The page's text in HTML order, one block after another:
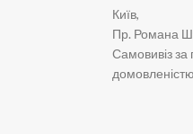
Київ,
Пр. Романа
Самовивіз